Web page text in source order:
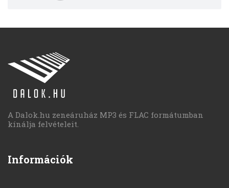
A Dalok.hu zeneáruház MP3 és FLAC formátumban
kínálja felvételeit.
Információk